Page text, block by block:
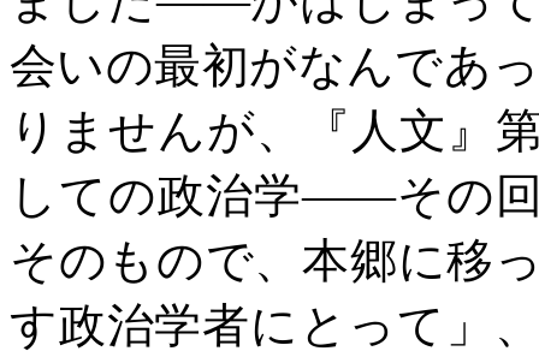
会いの最初がなんであ
りませんが、『人文』
しての政治学――その
そのもので、本郷に移
す政治学者にとって」